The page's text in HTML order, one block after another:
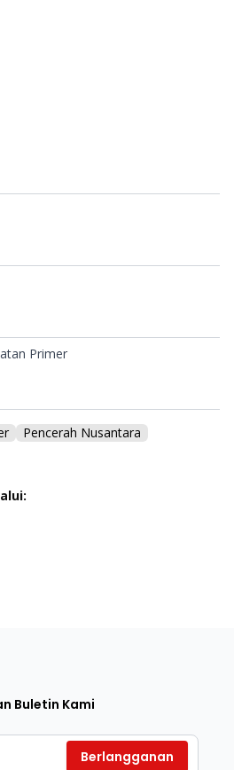
Primer
Pencerah Nusantara
Buletin Kami
Berlangganan